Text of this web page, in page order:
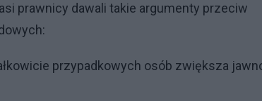
prawnicy dawali takie argumenty przeciw
przypadkowych osób zwiększa